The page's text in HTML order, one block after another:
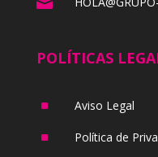
POLÍTICAS
^ Aviso Legal
^ Política de